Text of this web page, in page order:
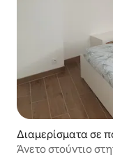
Διαμερίσματα σε
Μονπελιέ
Άνετο στούντιο